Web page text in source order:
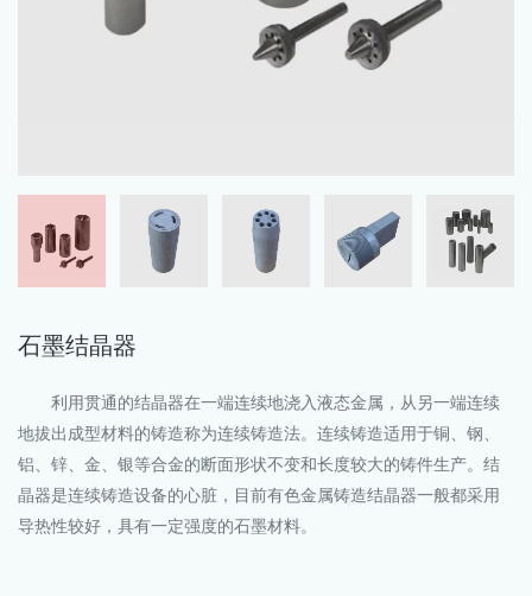
石墨结晶器
利用贯通的结晶器在一端连续地浇入液态金属，从另一端连续
地拔出成型材料的铸造称为连续铸造法。连续铸造适用于铜、钢、
铝、锌、金、银等合金的断面形状不变和长度较大的铸件生产。结
晶器是连续铸造设备的心脏，目前有色金属铸造结晶器一般都采用
导热性较好，具有一定强度的石墨材料。